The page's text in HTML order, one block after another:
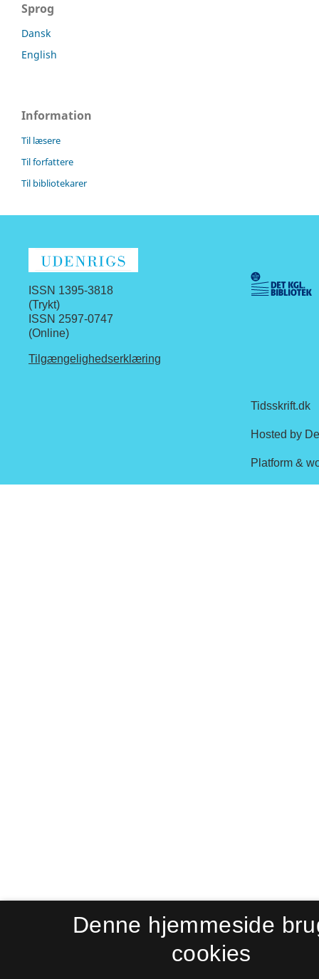
Sprog
Dansk
English
Information
Til læsere
Til forfattere
Til bibliotekarer
ISSN 1395-3818
(Trykt)
ISSN 2597-0747
(Online)
Tilgængelighedserklæring
Denne hjemmeside
cookies